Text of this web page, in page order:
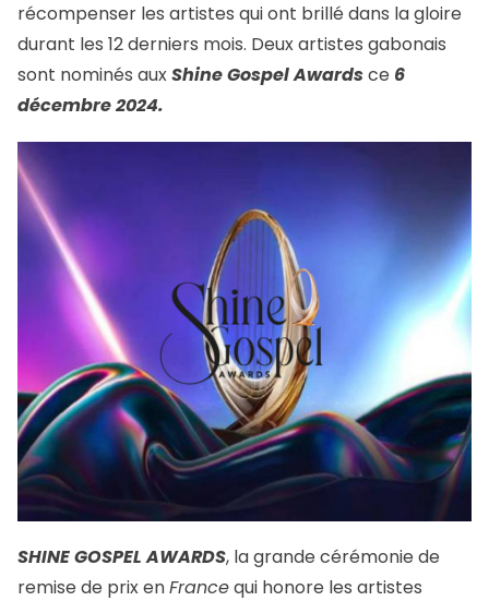
récompenser les artistes qui ont brillé dans la gloire
durant les 12 derniers mois. Deux artistes gabonais
sont nominés auxShine Gospel Awardsce 6
décembre 2024.
SHINE GOSPEL AWARDS, la grande cérémonie de
remise de prix enFrancequi honore les artistes